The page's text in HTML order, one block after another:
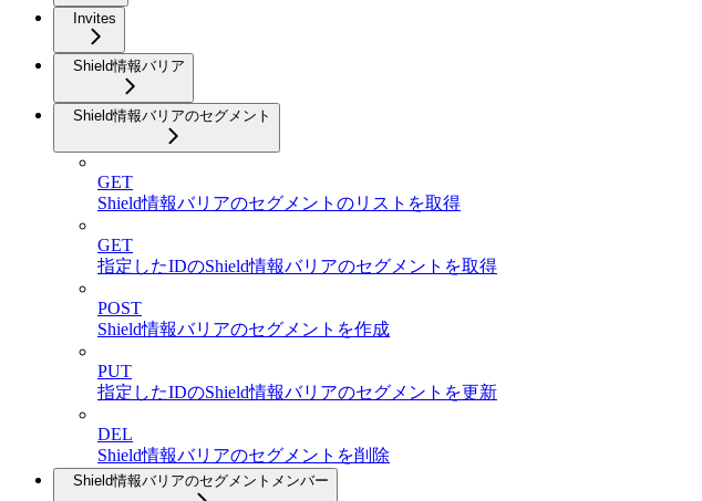
Invites
Shield情報バリア
Shield情報バリアのセグメント
GET
Shield情報バリアのセグメントのリストを取得
GET
指定したIDのShield情報バリアのセグメントを取得
POST
Shield情報バリアのセグメントを作成
PUT
指定したIDのShield情報バリアのセグメントを更新
DEL
Shield情報バリアのセグメントを削除
Shield情報バリアのセグメントメンバー